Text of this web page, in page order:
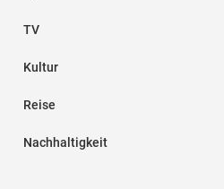
TV
Kultur
Reise
Nachhaltigkeit